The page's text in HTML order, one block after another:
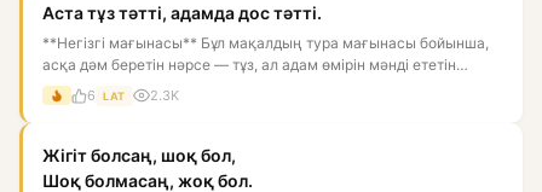
Аста тұз тәтті, адамда дос тәтті.
**Негізгі мағынасы** Бұл мақалдың тура мағынасы бойынша,
асқа дәм беретін нәрсе — тұз, ал адам өмірін мәнді ететін
нәрс...
6 LAT 2.3K
Жігіт болсаң, шоқ бол,
Шоқ болмасаң, жоқ бол.